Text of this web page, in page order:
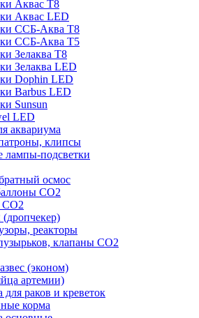
Аквас Т8
Аквас LED
ССБ-Аква Т8
ССБ-Аква Т5
Зелаква Т8
Зелаква LED
Dophin LED
Barbus LED
Sunsun
LED
аквариума
клипсы
лампы-подсветки
осмос
СО2
СО2
реакторы
клапаны СО2
(эконом)
артемии)
для раков и креветок
корма